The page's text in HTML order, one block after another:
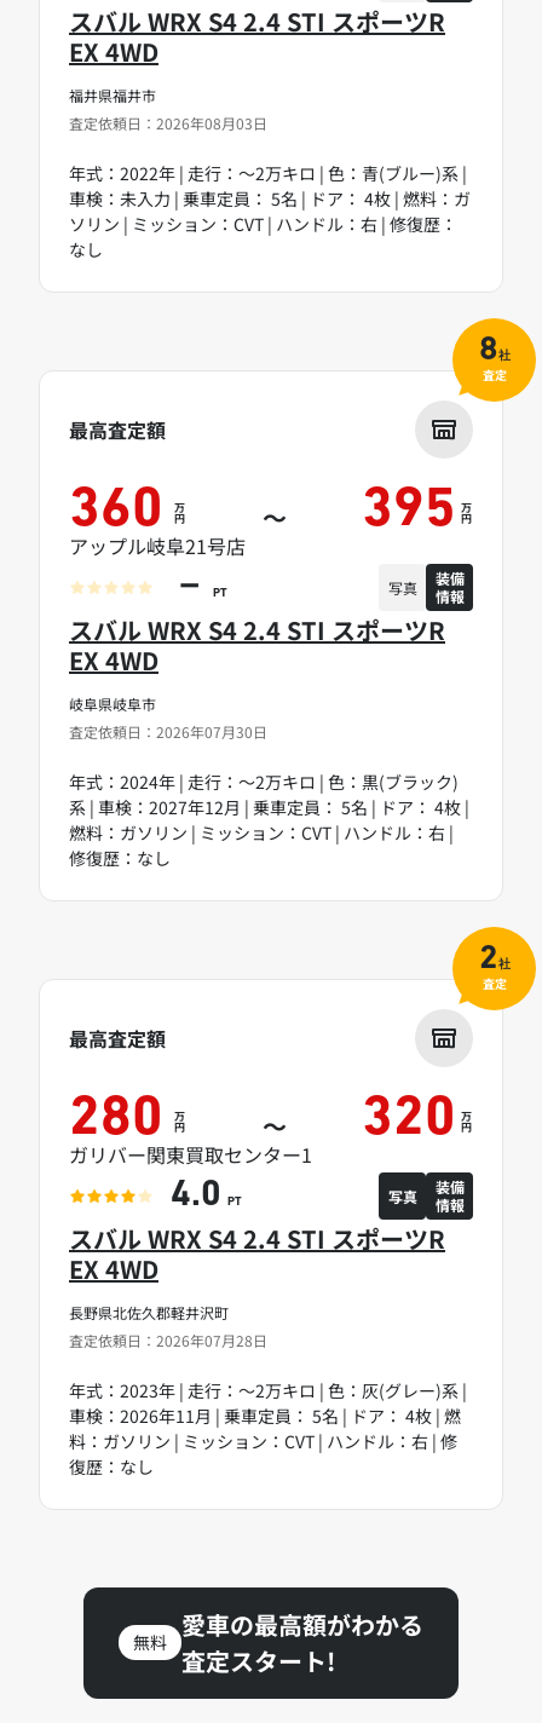
福井県福井市
査定依頼日：2026年08月03日
スバル WRX S4 2.4 STI スポーツR
EX 4WD
年式：2022年 | 走行：～2万キロ | 色：青(ブルー)系 |
車検：未入力 | 乗車定員： 5名 | ドア： 4枚 | 燃料：ガ
ソリン | ミッション：CVT | ハンドル：右 | 修復歴：
なし
岐阜県岐阜市
査定依頼日：2026年07月30日
スバル WRX S4 2.4 STI スポーツR
EX 4WD
年式：2024年 | 走行：～2万キロ | 色：黒(ブラック)
系 | 車検：2027年12月 | 乗車定員： 5名 | ドア： 4枚 |
燃料：ガソリン | ミッション：CVT | ハンドル：右 |
修復歴：なし
最高査定額
360 万
円 ～ 395 万
円
アップル岐阜21号店
－ PT 写真
装備
情報
8社
査定
長野県北佐久郡軽井沢町
査定依頼日：2026年07月28日
スバル WRX S4 2.4 STI スポーツR
EX 4WD
年式：2023年 | 走行：～2万キロ | 色：灰(グレー)系 |
車検：2026年11月 | 乗車定員： 5名 | ドア： 4枚 | 燃
料：ガソリン | ミッション：CVT | ハンドル：右 | 修
復歴：なし
最高査定額
280 万
円 ～ 320 万
円
ガリバー関東買取センター1
4.0 PT 写真
装備
情報
2社
査定
無料
愛車の最高額がわかる
査定スタート!